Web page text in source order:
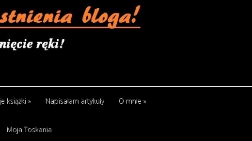
książki » Napisałam artykuły O mnie »
Moja Toskania